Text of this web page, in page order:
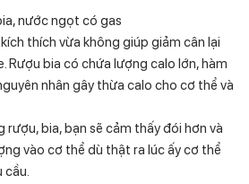
nước ngọt có gas
thích vừa không giúp giảm cân lại
Rượu bia có chứa lượng calo lớn, hàm
nhân gây thừa calo cho cơ thể và
rượu, bia, bạn sẽ cảm thấy đói hơn và
vào cơ thể dù thật ra lúc ấy cơ thể
cầu.